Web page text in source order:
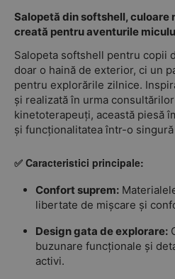
Salopetă din softshell, culoare
creată pentru aventurile
Salopeta softshell pentru copii
doar o haină de exterior, ci un
pentru explorările zilnice.
și realizată în urma
kinetoterapeuți, această piesă
și funcționalitatea într-o
✅ Caracteristici principale:
Confort suprem:
libertate de mișcare și
Design gata de explorare:
buzunare funcționale și
activi.